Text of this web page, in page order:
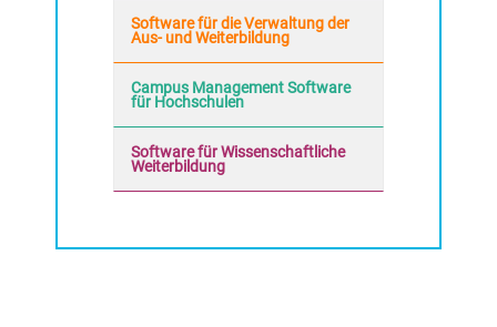
Software für die Verwaltung der
Aus- und Weiterbildung
Campus Management Software
für Hochschulen
Software für Wissenschaftliche
Weiterbildung